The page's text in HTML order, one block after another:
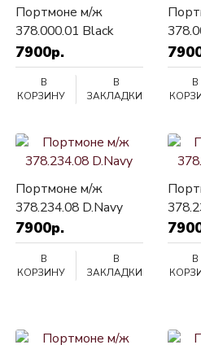
Портмоне м/ж
378.000.01 Black
7900р.
В
КОРЗИНУ
В
ЗАКЛАДКИ
В
Портмоне м/ж
378.234.08 D.Navy
7900р.
В
КОРЗИНУ
В
ЗАКЛАДКИ
В